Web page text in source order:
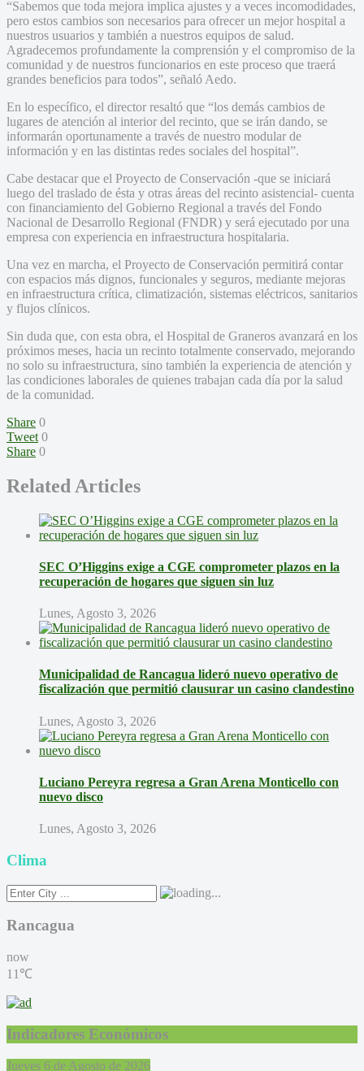
“Sabemos que toda mejora implica ajustes y a veces incomodidades,
pero estos cambios son necesarios para ofrecer un mejor hospital a
nuestros usuarios y también a nuestros equipos de salud.
Agradecemos profundamente la comprensión y el compromiso de la
comunidad y de nuestros funcionarios en este proceso que traerá
grandes beneficios para todos”, señaló Aedo.
En lo específico, el director resaltó que “los demás cambios de
lugares de atención al interior del recinto, que se irán dando, se
informarán oportunamente a través de nuestro modular de
información y en las distintas redes sociales del hospital”.
Cabe destacar que el Proyecto de Conservación -que se iniciará
luego del traslado de ésta y otras áreas del recinto asistencial- cuenta
con financiamiento del Gobierno Regional a través del Fondo
Nacional de Desarrollo Regional (FNDR) y será ejecutado por una
empresa con experiencia en infraestructura hospitalaria.
Una vez en marcha, el Proyecto de Conservación permitirá contar
con espacios más dignos, funcionales y seguros, mediante mejoras
en infraestructura crítica, climatización, sistemas eléctricos, sanitarios
y flujos clínicos.
Sin duda que, con esta obra, el Hospital de Graneros avanzará en los
próximos meses, hacia un recinto totalmente conservado, mejorando
no solo su infraestructura, sino también la experiencia de atención y
las condiciones laborales de quienes trabajan cada día por la salud
de la comunidad.
Share 0
Tweet 0
Share 0
Related Articles
SEC O’Higgins exige a CGE comprometer plazos en la
recuperación de hogares que siguen sin luz
Lunes, Agosto 3, 2026
Municipalidad de Rancagua lideró nuevo operativo de
fiscalización que permitió clausurar un casino clandestino
Lunes, Agosto 3, 2026
Luciano Pereyra regresa a Gran Arena Monticello con
nuevo disco
Lunes, Agosto 3, 2026
Clima
Rancagua
now
11℃
Indicadores Económicos
Jueves 6 de Agosto de 2026